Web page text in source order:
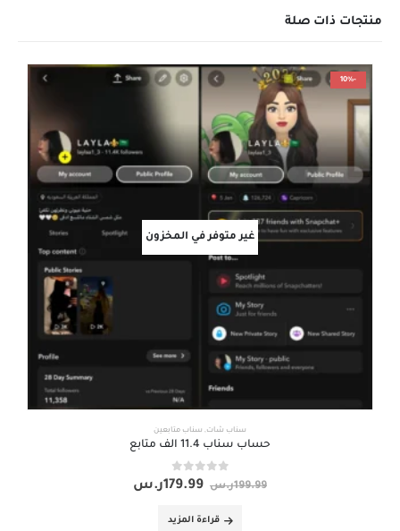
منتجات ذات صلة
-10%
غير متوفر في المخزون
سناب شات , سناب متابعين
حساب سناب 11.4 الف متابع
199.99ر.س 179.99ر.س
قراءة المزيد